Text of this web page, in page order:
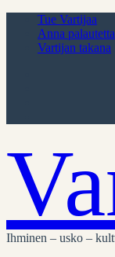
Tue Vartijaa
Anna palautetta
Vartijan takana
Ihminen – usko –